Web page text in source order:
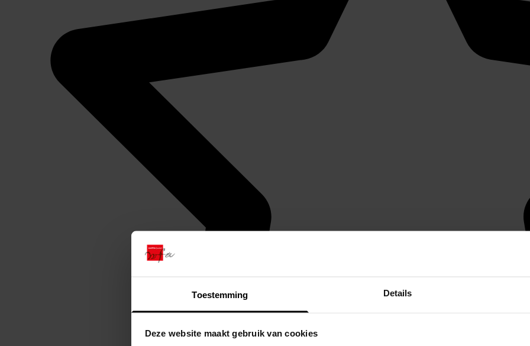
Toestemming Details
Deze website maakt gebruik van cookies